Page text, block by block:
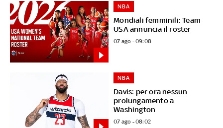
Mondiali femminili: Team
USA annuncia il roster
NBA
07 ago - 09:08
Davis: per ora nessun
prolungamento a
Washington
NBA
07 ago - 08:02